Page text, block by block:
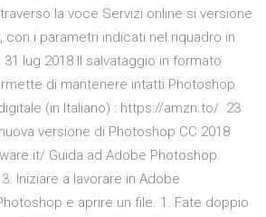
la voce Servizi online si versione
con i parametri indicati nel riquadro in
lug 2018 Il salvataggio in formato
di mantenere intatti Photoshop
(in Italiano) : https://amzn.to/ 23
versione di Photoshop CC 2018
Guida ad Adobe Photoshop.
Iniziare a lavorare in Adobe
e aprire un file. 1. Fate doppio